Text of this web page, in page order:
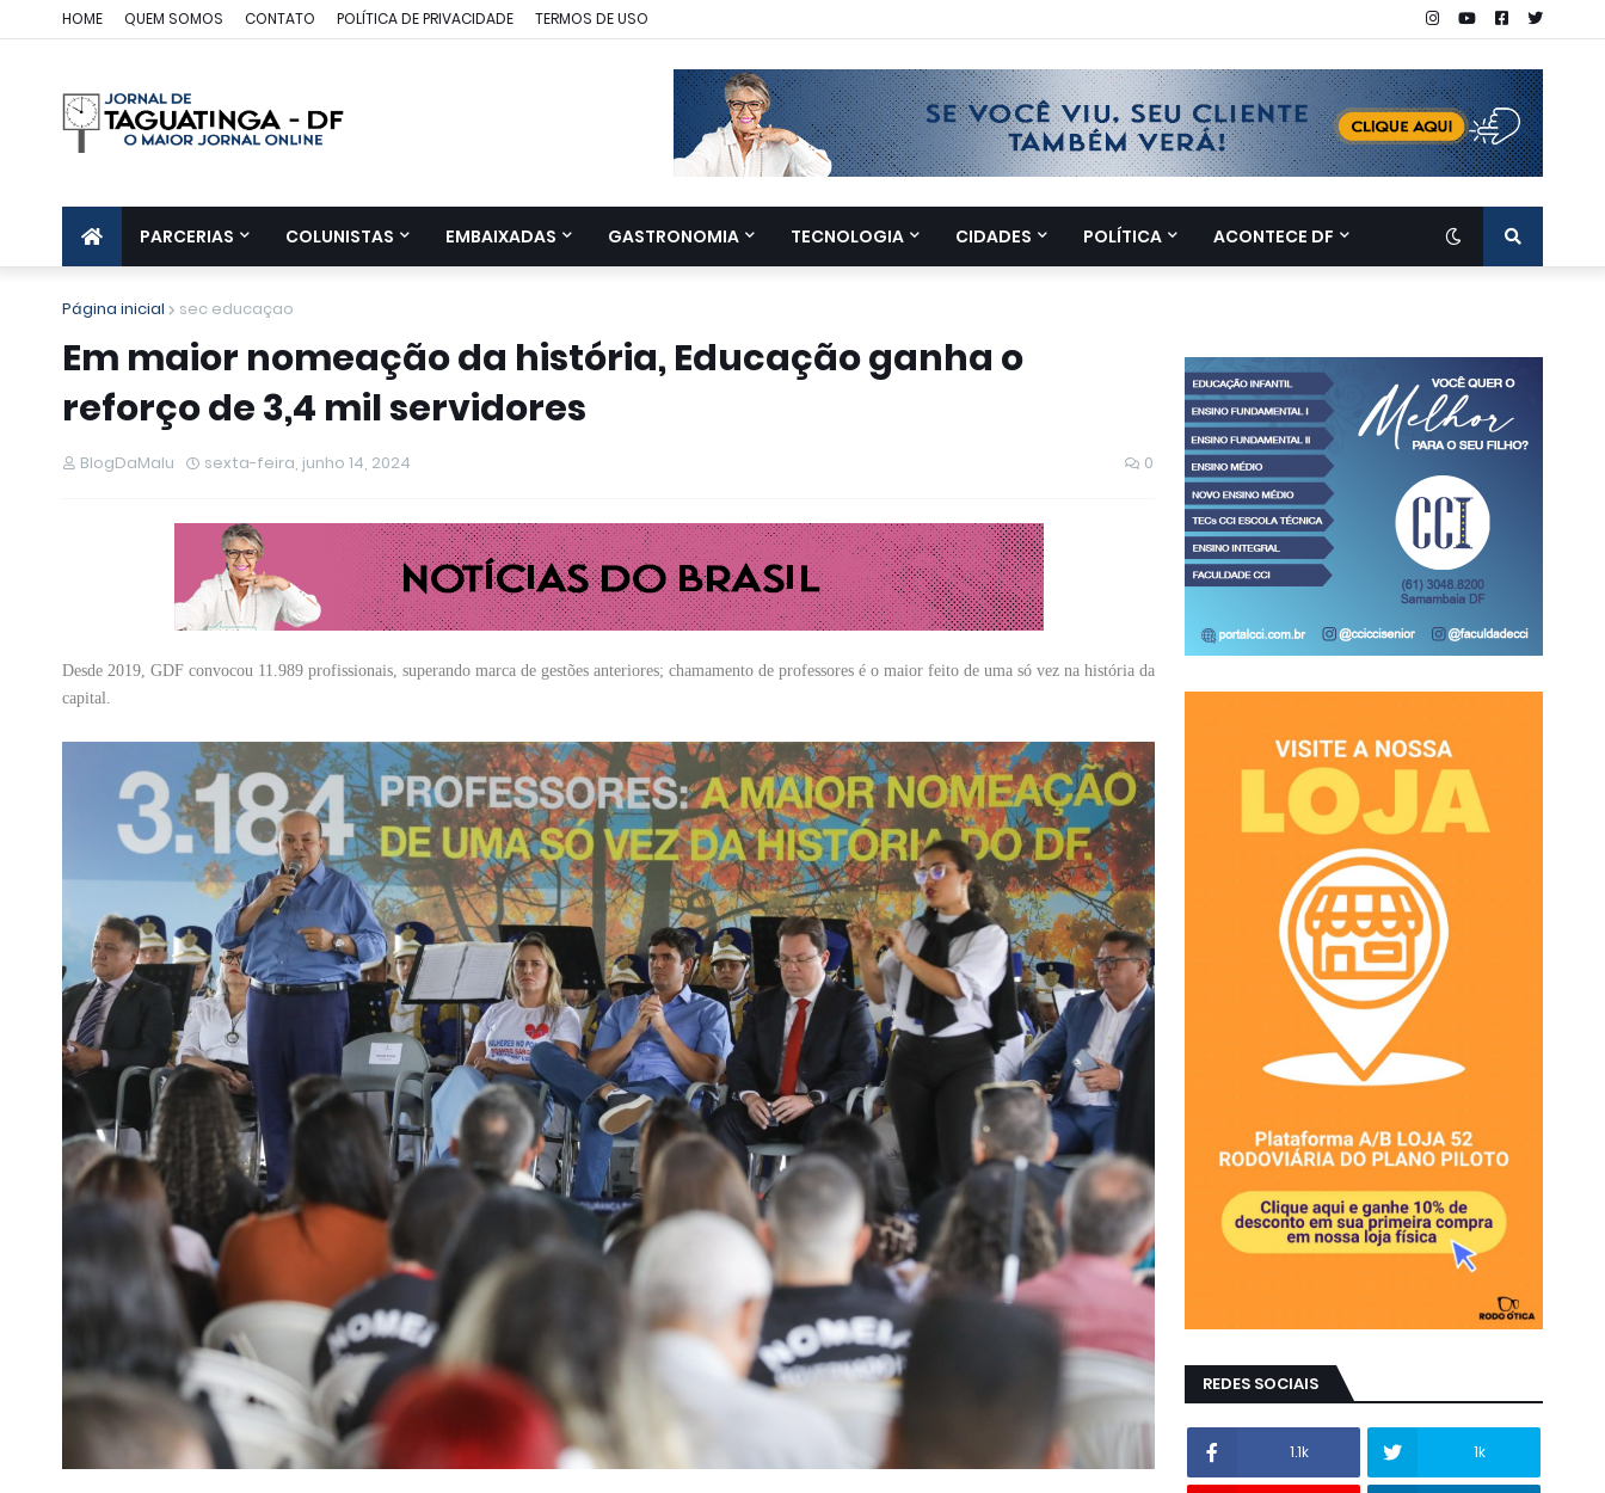
HOME QUEM SOMOS CONTATO POLÍTICA DE PRIVACIDADE TERMOS DE USO
PARCERIAS COLUNISTAS EMBAIXADAS GASTRONOMIA TECNOLOGIA CIDADES POLÍTICA ACONTECE DF
Página inicial sec educaçao
Em maior nomeação da história, Educação ganha o
reforço de 3,4 mil servidores
BlogDaMalu sexta-feira, junho 14, 2024 0
Desde 2019, GDF convocou 11.989 profissionais, superando marca de gestões anteriores; chamamento de professores é o maior feito de uma só vez na história da
capital.
REDES SOCIAIS
1.1k 1k